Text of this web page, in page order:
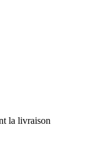
la livraison